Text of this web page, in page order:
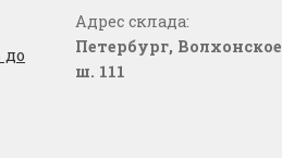
до
Адрес склада:
Петербург, Волхонское
ш. 111